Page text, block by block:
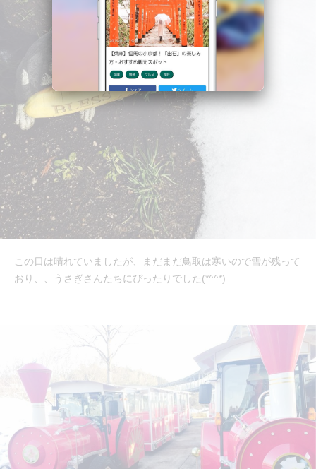
この日は晴れていましたが、まだまだ鳥取は寒いので雪が残って
おり、、うさぎさんたちにぴったりでした(*^^*)